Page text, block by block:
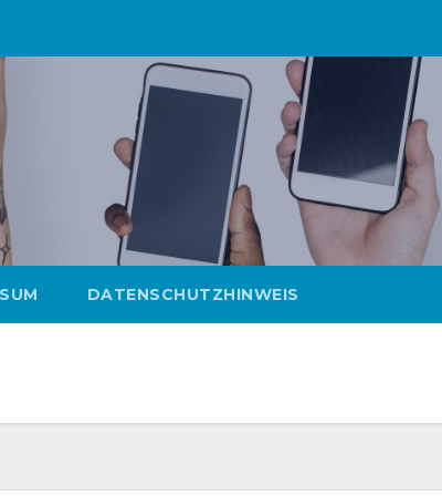
DATENSCHUTZHINWEIS